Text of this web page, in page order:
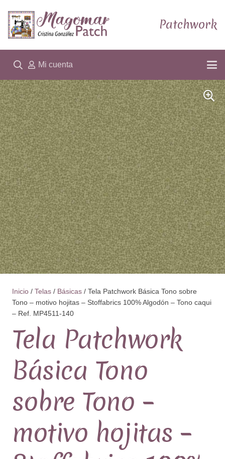
Patchwork
Mi cuenta
Inicio / Telas / Básicas / Tela Patchwork Básica Tono sobre
Tono – motivo hojitas – Stoffabrics 100% Algodón – Tono caqui
– Ref. MP4511-140
Tela Patchwork
Básica Tono
sobre Tono –
motivo hojitas –